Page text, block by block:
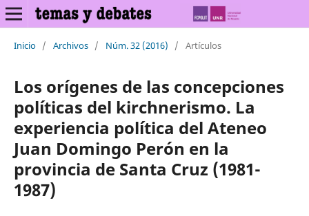
Inicio / Archivos / Núm. 32 (2016) / Artículos
Los orígenes de las concepciones
políticas del kirchnerismo. La
experiencia política del Ateneo
Juan Domingo Perón en la
provincia de Santa Cruz (1981-
1987)